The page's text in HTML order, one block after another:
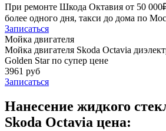
При ремонте Шкода Октавия от 50
более одного дня, такси до дома по
Записаться
Мойка двигателя
Мойка двигателя Skoda Octavia
Golden Star по супер цене
3961 руб
Записаться
Нанесение жидкого
Skoda Octavia цена: